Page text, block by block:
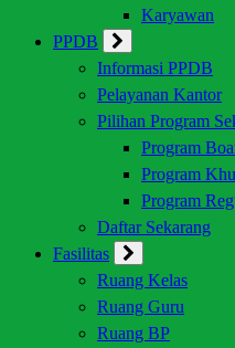
Karyawan
PPDB
Informasi PPDB
Pelayanan Kantor
Pilihan Program
Program
Program
Program
Daftar Sekarang
Fasilitas
Ruang Kelas
Ruang Guru
Ruang BP